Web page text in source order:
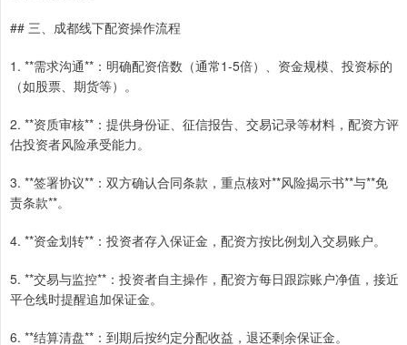
## 三、成都线下配资操作流程
1. **需求沟通**：明确配资倍数（通常1-5倍）、资金规模、投资标的
（如股票、期货等）。
2. **资质审核**：提供身份证、征信报告、交易记录等材料，配资方评
估投资者风险承受能力。
3. **签署协议**：双方确认合同条款，重点核对**风险揭示书**与**免
责条款**。
4. **资金划转**：投资者存入保证金，配资方按比例划入交易账户。
5. **交易与监控**：投资者自主操作，配资方每日跟踪账户净值，接近
平仓线时提醒追加保证金。
6. **结算清盘**：到期后按约定分配收益，退还剩余保证金。